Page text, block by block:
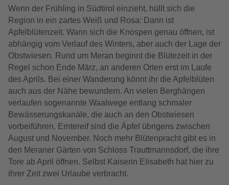
Wenn der Frühling in Südtirol einzieht, hüllt sich die
Region in ein zartes Weiß und Rosa: Dann ist
Apfelblütenzeit. Wann sich die Knospen genau öffnen, ist
abhängig vom Verlauf des Winters, aber auch der Lage der
Obstwiesen. Rund um Meran beginnt die Blütezeit in der
Regel schon Ende März, an anderen Orten erst im Laufe
des Aprils. Bei einer Wanderung könnt ihr die Apfelblüten
auch aus der Nähe bewundern. An vielen Berghängen
verlaufen sogenannte Waalwege entlang schmaler
Bewässerungskanäle, die auch an den Obstwiesen
vorbeiführen. Erntereif sind die Äpfel übrigens zwischen
August und November. Noch mehr Blütenpracht gibt es in
den Meraner Gärten von Schloss Trauttmannsdorf, die ihre
Tore ab April öffnen. Selbst Kaiserin Elisabeth hat hier zu
ihrer Zeit zwei Urlaube verbracht.